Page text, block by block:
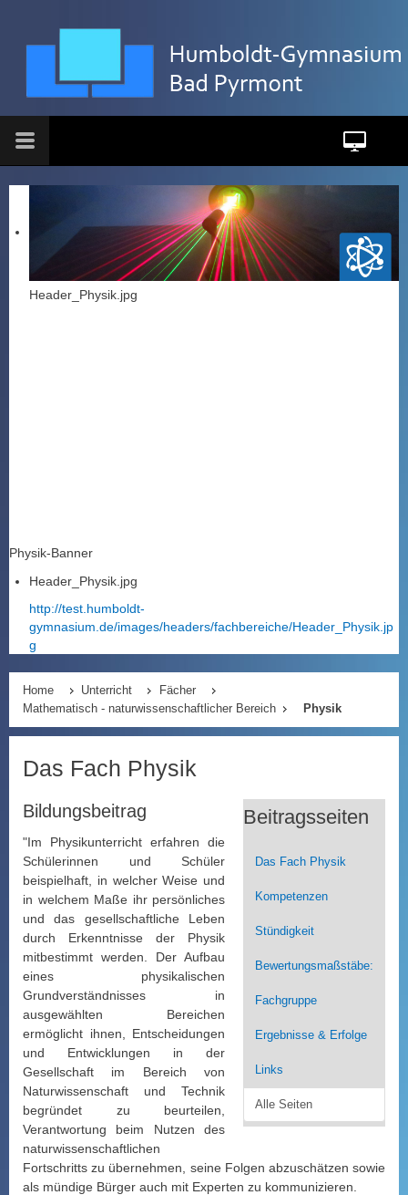
Header_Physik.jpg
Physik-Banner
Header_Physik.jpg
http://test.humboldt-
gymnasium.de/images/headers/fachbereiche/Header_Physik.jp
g
Home Unterricht
Fächer
Mathematisch - naturwissenschaftlicher Bereich
Physik
Das Fach Physik
Beitragsseiten
Das Fach Physik
Kompetenzen
Stündigkeit
Bewertungsmaßstäbe:
Fachgruppe
Ergebnisse & Erfolge
Links
Alle Seiten
Bildungsbeitrag
"Im Physikunterricht erfahren die
Schülerinnen und Schüler
beispielhaft, in welcher Weise und
in welchem Maße ihr persönliches
und das gesellschaftliche Leben
durch Erkenntnisse der Physik
mitbestimmt werden. Der Aufbau
eines physikalischen
Grundverständnisses in
ausgewählten Bereichen
ermöglicht ihnen, Entscheidungen
und Entwicklungen in der
Gesellschaft im Bereich von
Naturwissenschaft und Technik
begründet zu beurteilen,
Verantwortung beim Nutzen des
naturwissenschaftlichen
Fortschritts zu übernehmen, seine Folgen abzuschätzen sowie
als mündige Bürger auch mit Experten zu kommunizieren.